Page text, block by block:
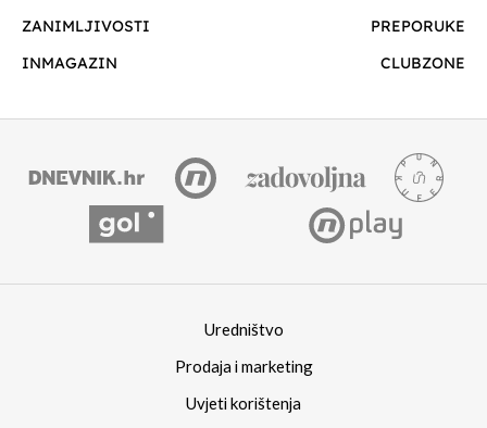
ZANIMLJIVOSTI
PREPORUKE
INMAGAZIN
CLUBZONE
Uredništvo
Prodaja i marketing
Uvjeti korištenja